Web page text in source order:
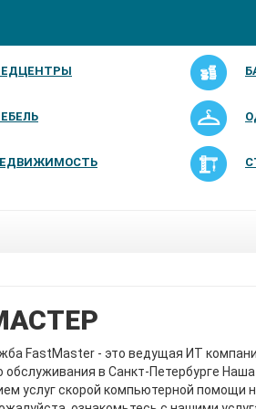
FastMaster - это ведущая ИТ
обслуживания в Санкт-Петербурге
услуг скорой компьютерной помощи